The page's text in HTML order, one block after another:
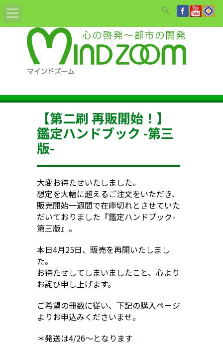
Home
ABOUT
教材/書籍/DVD
姓名鑑定依頼
セミナーのご案内
お知らせ
【第二刷 再販開始！】
鑑定ハンドブック -第三
版-
大変お待たせいたしました。
想定を大幅に超えるご注文をいただき、
販売開始一週間で在庫切れとさせていた
だいておりました『鑑定ハンドブック-
第三版』。
本日4月25日、販売を再開いたしまし
た。
お待たせしてしまいましたこと、心より
お詫び申し上げます。
ご希望の冊数に従い、下記の購入ページ
よりお申込みくださいませ。
＊発送は4/26〜となります